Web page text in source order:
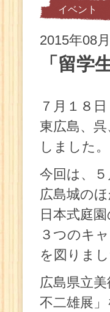
イベント
2015年08
「留学
７月１８
東広島、
しました。
今回は、
広島城の
日本式庭
３つのキ
を図りまし
広島県立
不二雄展」